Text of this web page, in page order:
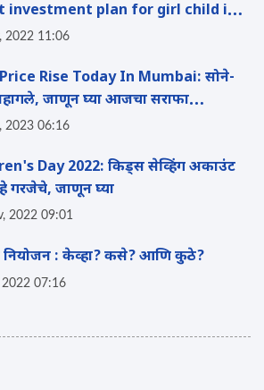
investment plan for girl child in
2022 11:06
Rise Today In Mumbai: सोने-
जाणून घ्या आजचा सराफा
भाव
2023 06:16
Day 2022: किड्स सेव्हिंग अकाउंट
गरजेचे, जाणून घ्या
2022 09:01
नियोजन : केव्हा? कसे? आणि कुठे?
2022 07:16